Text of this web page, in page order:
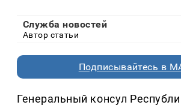
Служба новостей
Автор статьи
Подписывайтесь в
Генеральный консул